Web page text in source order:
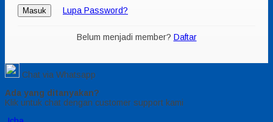
Masuk Lupa Password?
Belum menjadi member? Daftar
Chat via Whatsapp
Ada yang ditanyakan?
Klik untuk chat dengan customer support kami